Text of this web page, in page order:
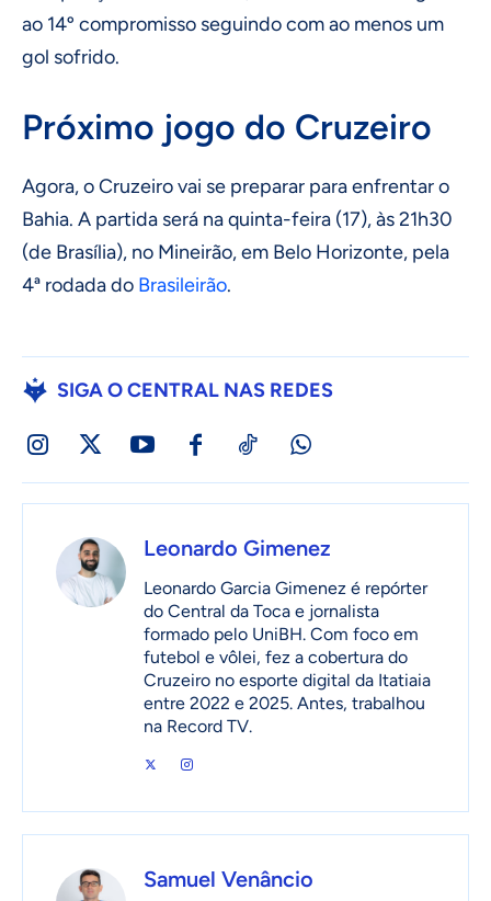
ao 14º compromisso seguindo com ao menos um
gol sofrido.
Próximo jogo do Cruzeiro
Agora, o Cruzeiro vai se preparar para enfrentar o
Bahia. A partida será na quinta-feira (17), às 21h30
(de Brasília), no Mineirão, em Belo Horizonte, pela
4ª rodada do Brasileirão.
SIGA O CENTRAL NAS REDES
Leonardo Gimenez
Leonardo Garcia Gimenez é repórter
do Central da Toca e jornalista
formado pelo UniBH. Com foco em
futebol e vôlei, fez a cobertura do
Cruzeiro no esporte digital da Itatiaia
entre 2022 e 2025. Antes, trabalhou
na Record TV.
Samuel Venâncio